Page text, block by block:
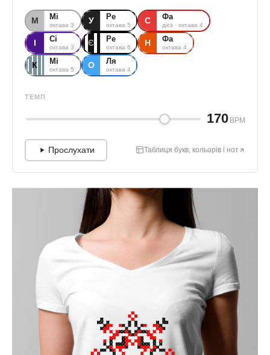
М Мі
октава 3 У Ре
октава 5 С Фа
дієз · октава 4
І Сі
октава 3 Є Ре
октава 6 Н Фа
октава 4
К Мі
октава 5 О Ля
октава 4
ТЕМП
170 BPM
Прослухати Таблиця букв, кольорів і нот